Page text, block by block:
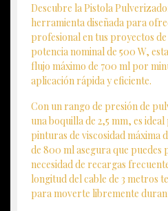
Descubre la Pistola
herramienta diseñada para
profesional en tus proyectos
potencia nominal de 500 W,
flujo máximo de 700 ml por
aplicación rápida y eficiente.
Con un rango de presión de
una boquilla de 2,5 mm, es
pinturas de viscosidad máxima
de 800 ml asegura que puedes
necesidad de recargas
longitud del cable de 3 metros
para moverte libremente